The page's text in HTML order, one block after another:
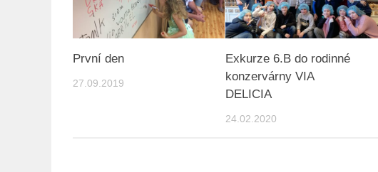
První den
27.09.2019
Exkurze 6.B do rodinné
konzervárny VIA
DELICIA
24.02.2020